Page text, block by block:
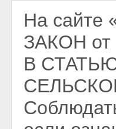
На сайте
ЗАКОН
В